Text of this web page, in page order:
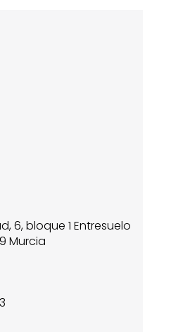
6, bloque 1 Entresuelo
Murcia